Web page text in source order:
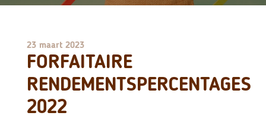
23 maart 2023
FORFAITAIRE
RENDEMENTSPERCENTAGES
2022